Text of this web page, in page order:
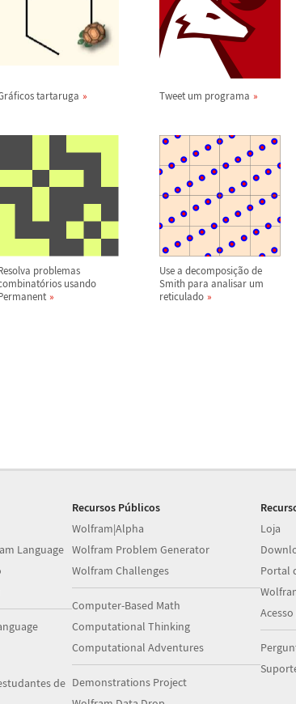
áficos tartaruga Tweet um programa
problemas
órios usando
Use a decomposição de
Smith para analisar um
reticulado
Language
de
Recursos Públicos
Wolfram|Alpha
Wolfram Problem Generator
Wolfram Challenges
Computer-Based Math
Computational Thinking
Computational Adventures
Demonstrations Project
Loja
Portal